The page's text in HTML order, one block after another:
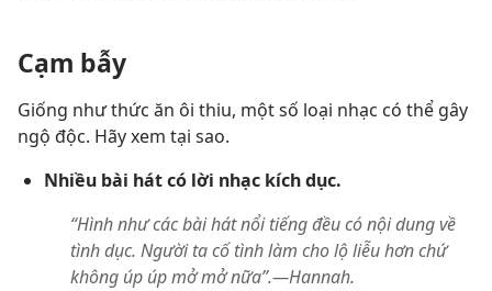
Cạm bẫy
Giống như thức ăn ôi thiu, một số loại nhạc có thể gây
ngộ độc. Hãy xem tại sao.
Nhiều bài hát có lời nhạc kích dục.
“Hình như các bài hát nổi tiếng đều có nội dung về
tình dục. Người ta cố tình làm cho lộ liễu hơn chứ
không úp úp mở mở nữa”.​—Hannah.